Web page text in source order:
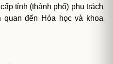
tỉnh (thành phố) phụ trách
quan đến Hóa học và khoa